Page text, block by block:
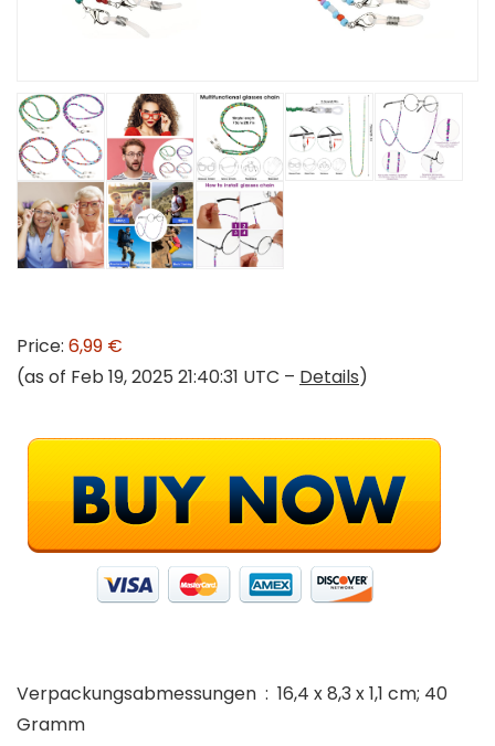
Price: 6,99 €
(as of Feb 19, 2025 21:40:31 UTC – Details)
Verpackungsabmessungen ‏ : ‎ 16,4 x 8,3 x 1,1 cm; 40
Gramm